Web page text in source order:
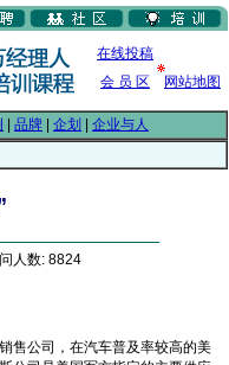
在线投稿
会 员 区
网站地图
品牌 企划
企业与人
人数: 8824
公司，在汽车普及率较高的美